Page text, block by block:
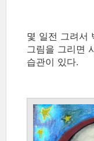
몇 일전 그려서
그림을 그리면
습관이 있다.